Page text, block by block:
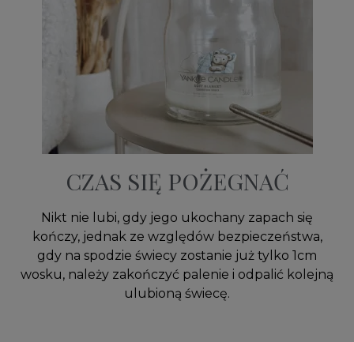
CZAS SIĘ POŻEGNAĆ
Nikt nie lubi, gdy jego ukochany zapach się
kończy, jednak ze względów bezpieczeństwa,
gdy na spodzie świecy zostanie już tylko 1cm
wosku, należy zakończyć palenie i odpalić kolejną
ulubioną świecę.